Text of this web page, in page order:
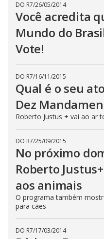
DO R7/26/05/2014
Você acredita
Mundo do
Vote!
DO R7/16/11/2015
Qual é o seu
Dez
Roberto Justus + vai ao ar
DO R7/25/09/2015
No próximo
Roberto
aos animais
O programa também
para cães
DO R7/17/03/2014